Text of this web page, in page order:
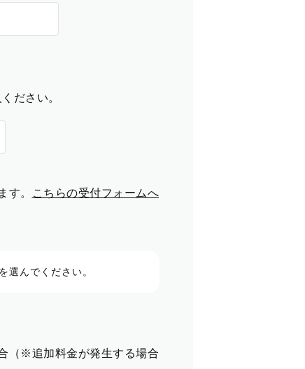
ださい。
す。
こちらの受付フォームへ
選んでください。
（※追加料金が発生する場合